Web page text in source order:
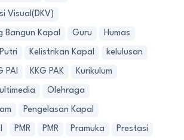
Visual(DKV)
Bangun Kapal Guru Humas
Kelistrikan Kapal kelulusan
PAI KKG PAK Kurikulum
Olehraga
Pengelasan Kapal
PMR PMR Pramuka Prestasi